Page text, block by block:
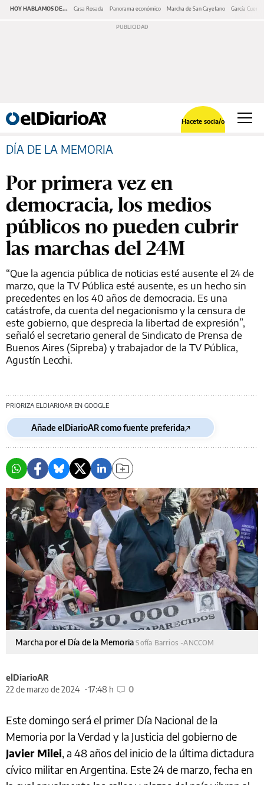
HOY HABLAMOS DE... Casa Rosada Panorama económico Marcha de San Cayetano García Cuerva
Hacete socia/o
DÍA DE LA MEMORIA
Por primera vez en
democracia, los medios
públicos no pueden cubrir
las marchas del 24M
“Que la agencia pública de noticias esté ausente el 24 de
marzo, que la TV Pública esté ausente, es un hecho sin
precedentes en los 40 años de democracia. Es una
catástrofe, da cuenta del negacionismo y la censura de
este gobierno, que desprecia la libertad de expresión”,
señaló el secretario general de Sindicato de Prensa de
Buenos Aires (Sipreba) y trabajador de la TV Pública,
Agustín Lecchi.
PRIORIZA ELDIARIOAR EN GOOGLE
Añade elDiarioAR como fuente preferida
Marcha por el Día de la MemoriaSofía Barrios -ANCCOM
elDiarioAR
22 de marzo de 2024
17:48 h 0
Este domingo será el primer Día Nacional de la
Memoria por la Verdad y la Justicia del gobierno de
Javier Milei, a 48 años del inicio de la última dictadura
cívico militar en Argentina. Este 24 de marzo, fecha en